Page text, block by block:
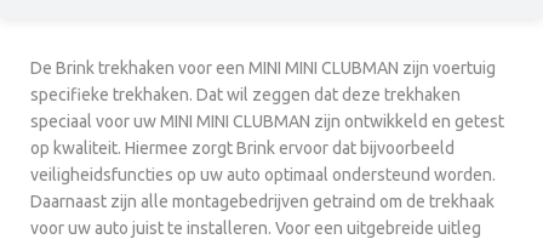
De Brink trekhaken voor een MINI MINI CLUBMAN zijn voertuig
specifieke trekhaken. Dat wil zeggen dat deze trekhaken
speciaal voor uw MINI MINI CLUBMAN zijn ontwikkeld en getest
op kwaliteit. Hiermee zorgt Brink ervoor dat bijvoorbeeld
veiligheidsfuncties op uw auto optimaal ondersteund worden.
Daarnaast zijn alle montagebedrijven getraind om de trekhaak
voor uw auto juist te installeren. Voor een uitgebreide uitleg